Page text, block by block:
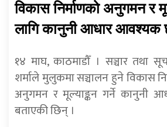
विकास निर्माणको अनुगमन र
लागि कानुनी आधार आवश्यक
१४ माघ, काठमाडौँ । सञ्चार तथा
शर्माले मुलुकमा सञ्चालन हुने विकास
अनुगमन र मूल्याङ्कन गर्ने कानुनी
बताएकी छिन् ।